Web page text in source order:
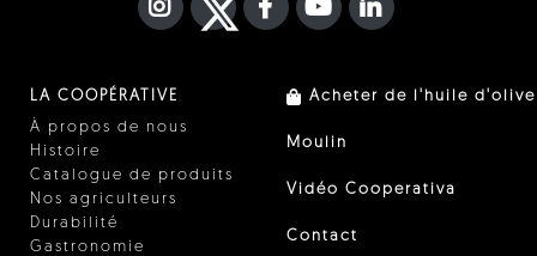
INSTAGRAM
TWITTER
FACEBOOK F
YOUTUBEFA LINKEDIN
LA COOPÉRATIVE
À propos de nous
Histoire
Catalogue de produits
Nos agriculteurs
Durabilité
Gastronomie
Acheter de l'huile d'olive
Moulin
Vidéo Cooperativa
Contact